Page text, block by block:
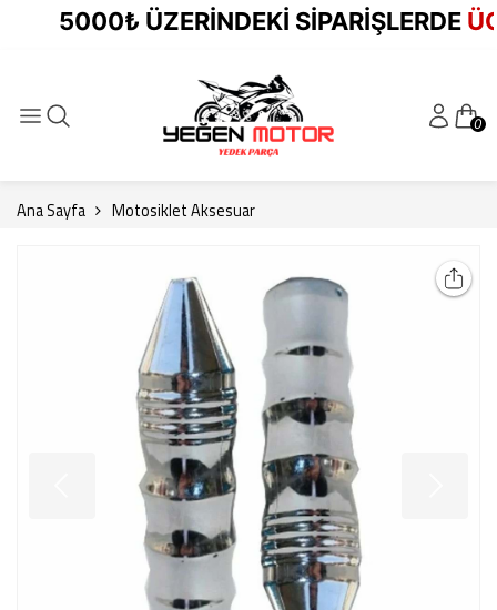
5000₺ ÜZERİNDEKİ SİPARİŞLERDE
0
Ana Sayfa Motosiklet Aksesuar